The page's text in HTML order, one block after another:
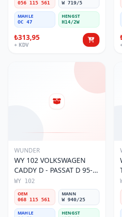
056 115 561 W 719/5
MAHLE
OC 47
HENGST
H14/2W
₺313,95
+ KDV
WUNDER
WY 102 VOLKSWAGEN
CADDY D - PASSAT D 95-
01 068 115 561 Yağ
Filtresi
WY 102
OEM
068 115 561
MANN
W 940/25
MAHLE HENGST